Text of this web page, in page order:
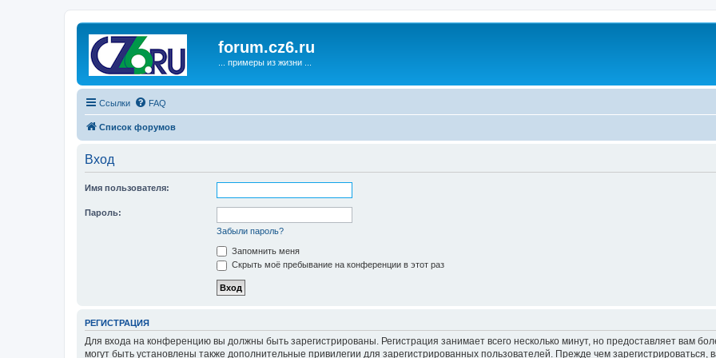
forum.cz6.ru
... примеры из жизни ...
Ссылки FAQ
Список форумов
Вход
Имя пользователя:
Пароль:
Забыли пароль?
Запомнить меня
Скрыть моё пребывание на конференции в этот раз
РЕГИСТРАЦИЯ
Для входа на конференцию вы должны быть зарегистрированы. Регистрация занимает всего несколько минут, но предоставляет вам
могут быть установлены также дополнительные привилегии для зарегистрированных пользователей. Прежде чем зарегистрироваться,